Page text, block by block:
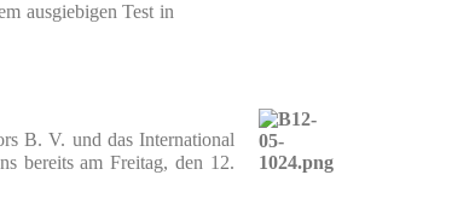
ausgiebigen Test in
B. V. und das International
bereits am Freitag, den 12.